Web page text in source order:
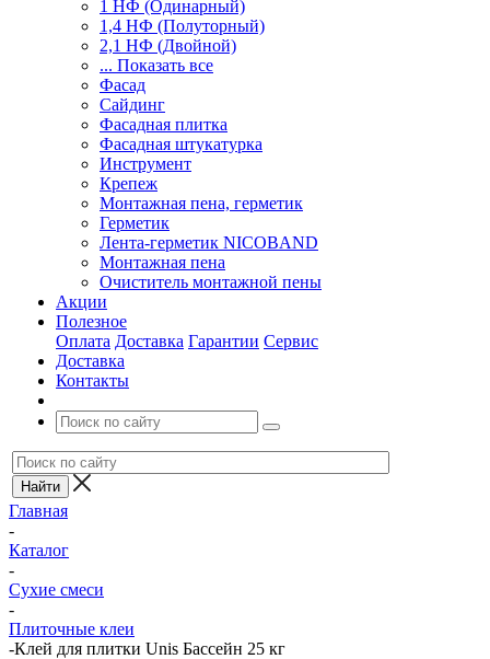
1 НФ (Одинарный)
1,4 НФ (Полуторный)
2,1 НФ (Двойной)
... Показать все
Фасад
Сайдинг
Фасадная плитка
Фасадная штукатурка
Инструмент
Крепеж
Монтажная пена, герметик
Герметик
Лента-герметик NICOBAND
Монтажная пена
Очиститель монтажной пены
Акции
Полезное
Оплата Доставка Гарантии Сервис
Доставка
Контакты
Главная
-
Каталог
-
Сухие смеси
-
Плиточные клеи
-Клей для плитки Unis Бассейн 25 кг